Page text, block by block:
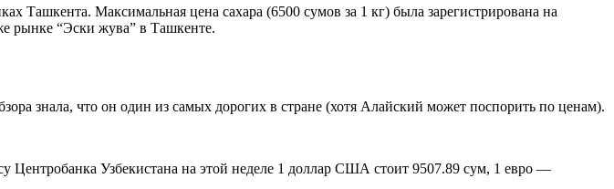
Ташкента. Максимальная цена сахара (6500 сумов за 1 кг) была зарегистрирована на
рынке “Эски жува” в Ташкенте.
знала, что он один из самых дорогих в стране (хотя Алайский может поспорить по ценам).
Центробанка Узбекистана на этой неделе 1 доллар США стоит 9507.89 сум, 1 евро —